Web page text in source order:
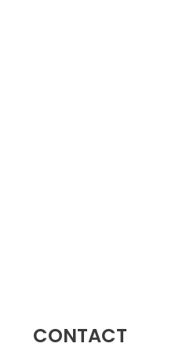
CONTACT